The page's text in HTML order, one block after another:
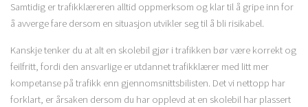
Samtidig er trafikklæreren alltid oppmerksom og klar til å gripe inn for
å avverge fare dersom en situasjon utvikler seg til å bli risikabel.
Kanskje tenker du at alt en skolebil gjør i trafikken bør være korrekt og
feilfritt, fordi den ansvarlige er utdannet trafikklærer med litt mer
kompetanse på trafikk enn gjennomsnittsbilisten. Det vi nettopp har
forklart, er årsaken dersom du har opplevd at en skolebil har plassert